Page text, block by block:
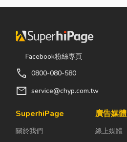
Facebook粉絲專頁
call 0800-080-580
mail service@chyp.com.tw
SuperhiPage
關於我們
廣告媒體
線上媒體